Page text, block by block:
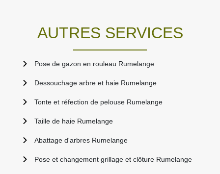
AUTRES SERVICES
Pose de gazon en rouleau Rumelange
Dessouchage arbre et haie Rumelange
Tonte et réfection de pelouse Rumelange
Taille de haie Rumelange
Abattage d'arbres Rumelange
Pose et changement grillage et clôture Rumelange